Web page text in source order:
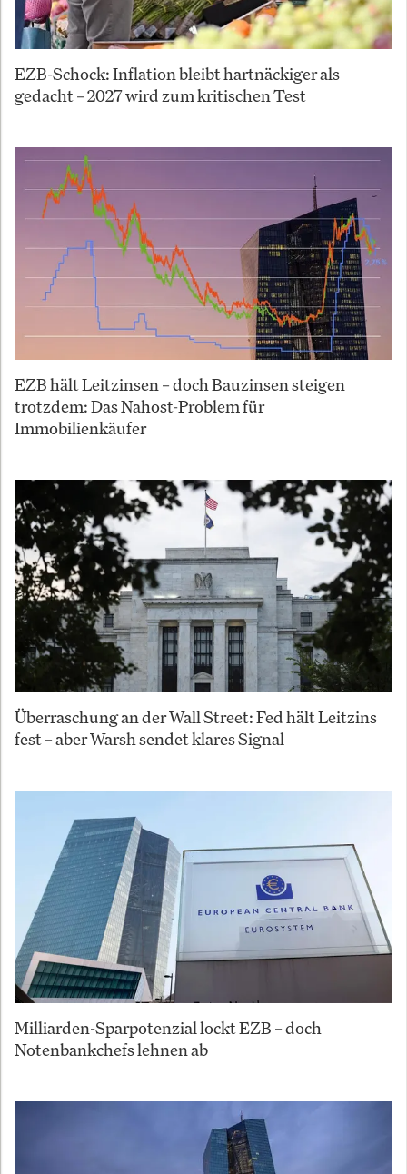
EZB-Schock: Inflation bleibt hartnäckiger als
gedacht – 2027 wird zum kritischen Test
EZB hält Leitzinsen – doch Bauzinsen steigen
trotzdem: Das Nahost-Problem für
Immobilienkäufer
Überraschung an der Wall Street: Fed hält Leitzins
fest – aber Warsh sendet klares Signal
Milliarden-Sparpotenzial lockt EZB – doch
Notenbankchefs lehnen ab